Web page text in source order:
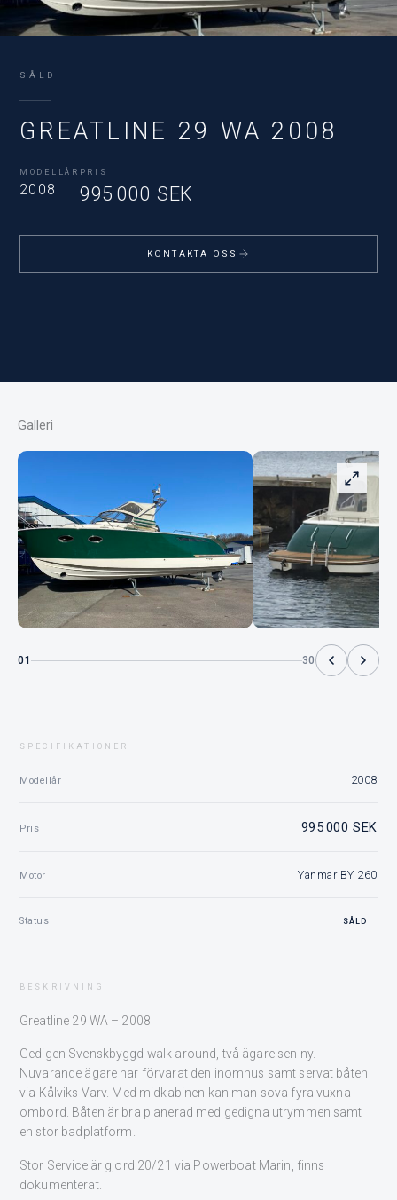
SÅLD
GREATLINE 29 WA 2008
MODELLÅR
2008
PRIS
995 000 SEK
KONTAKTA OSS
Galleri
01 30
SPECIFIKATIONER
Modellår 2008
Pris 995 000 SEK
Motor Yanmar BY 260
Status SÅLD
BESKRIVNING
Greatline 29 WA – 2008
Gedigen Svenskbyggd walk around, två ägare sen ny.
Nuvarande ägare har förvarat den inomhus samt servat båten
via Kålviks Varv. Med midkabinen kan man sova fyra vuxna
ombord. Båten är bra planerad med gedigna utrymmen samt
en stor badplatform.
Stor Service är gjord 20/21 via Powerboat Marin, finns
dokumenterat.